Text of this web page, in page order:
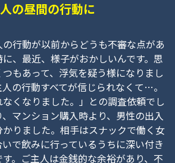
の昼間の行動に
行動が以前からどうも不審な点があ
、最近、様子がおかしいんです。思
もあって、浮気を疑う様になりまし
の行動すべてが信じられなくて…。
くなりました。」との調査依頼でし
マンション購入時より、男性の出入
りました。相手はスナックで働く女
で飲みに行っているうちに深い付き
。ご主人は金銭的な余裕があり、不